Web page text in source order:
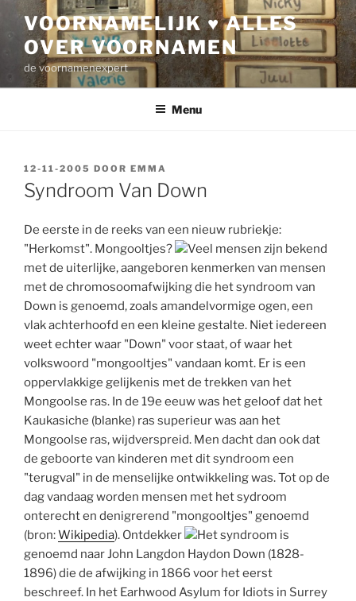
inhoud
VOORNAMELIJK ♥ ALLES
OVER VOORNAMEN
de voornamenexpert
Menu
GEPLAATST
OP
12-11-2005 DOOR EMMA
Syndroom Van Down
De eerste in de reeks van een nieuw rubriekje:
"Herkomst". Mongooltjes?
Veel mensen zijn bekend
met de uiterlijke, aangeboren kenmerken van mensen
met de chromosoomafwijking die het syndroom van
Down is genoemd, zoals amandelvormige ogen, een
vlak achterhoofd en een kleine gestalte. Niet iedereen
weet echter waar "Down" voor staat, of waar het
volkswoord "mongooltjes" vandaan komt. Er is een
oppervlakkige gelijkenis met de trekken van het
Mongoolse ras. In de 19e eeuw was het geloof dat het
Kaukasiche (blanke) ras superieur was aan het
Mongoolse ras, wijdverspreid. Men dacht dan ook dat
de geboorte van kinderen met dit syndroom een
"terugval" in de menselijke ontwikkeling was. Tot op de
dag vandaag worden mensen met het sydroom
onterecht en denigrerend "mongooltjes" genoemd
(bron:Wikipedia). Ontdekker
Het syndroom is
genoemd naar John Langdon Haydon Down (1828-
1896) die de afwijking in 1866 voor het eerst
beschreef. In het Earhwood Asylum for Idiots in Surrey